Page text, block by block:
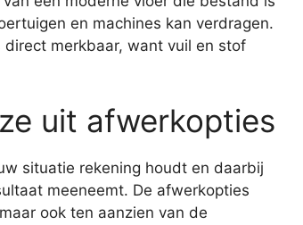
en machines kan verdragen.
merkbaar, want vuil en stof
uit afwerkopties
situatie rekening houdt en daarbij
meeneemt. De afwerkopties
ook ten aanzien van de